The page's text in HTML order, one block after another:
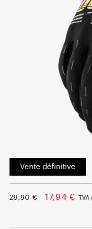
le
média
1
dans
fenêtre
Vente définitive
Prix
29,90 €
Prix
17,94 €